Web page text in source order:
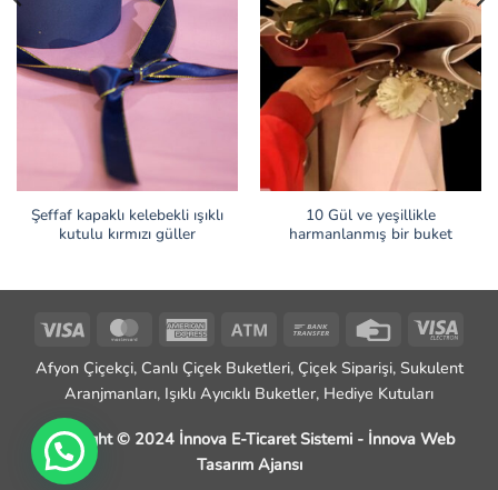
Şeffaf kapaklı kelebekli ışıklı
kutulu kırmızı güller
10 Gül ve yeşillikle
harmanlanmış bir buket
Visa MasterCardAmerican
Atm
Bank
Credit
Visa
Afyon Çiçekçi, Canlı Çiçek Buketleri, Çiçek Siparişi, Sukulent
Aranjmanları, Işıklı Ayıcıklı Buketler, Hediye Kutuları
Copyright © 2024 İnnova E-Ticaret Sistemi - İnnova Web
Tasarım Ajansı